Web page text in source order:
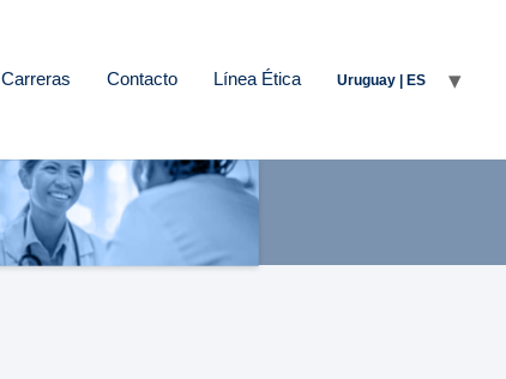
Carreras Contacto Línea Ética Uruguay | ES